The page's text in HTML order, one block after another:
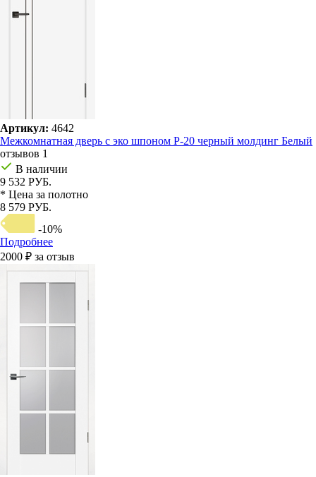
Артикул: 4642
Межкомнатная дверь с эко шпоном P-20 черный молдинг Белый
отзывов 1
В наличии
9 532 РУБ.
* Цена за полотно
8 579 РУБ.
-10%
Подробнее
2000 ₽ за отзыв